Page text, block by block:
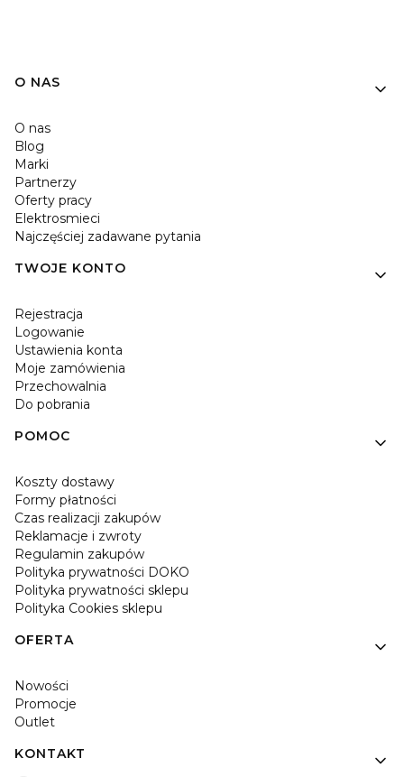
O NAS
O nas
Blog
Marki
Partnerzy
Oferty pracy
Elektrosmieci
Najczęściej zadawane pytania
TWOJE KONTO
Rejestracja
Logowanie
Ustawienia konta
Moje zamówienia
Przechowalnia
Do pobrania
POMOC
Koszty dostawy
Formy płatności
Czas realizacji zakupów
Reklamacje i zwroty
Regulamin zakupów
Polityka prywatności DOKO
Polityka prywatności sklepu
Polityka Cookies sklepu
OFERTA
Nowości
Promocje
Outlet
KONTAKT